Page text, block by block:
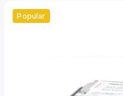
Popular